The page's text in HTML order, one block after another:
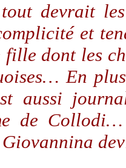
devrait
et
fille dont les
En
aussi
de